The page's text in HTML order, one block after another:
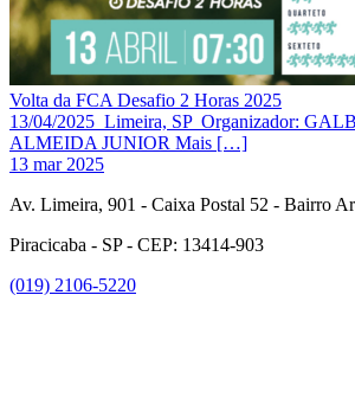
Volta da FCA Desafio 2 Horas 2025
13/04/2025 Limeira, SP Organizador:
ALMEIDA JUNIOR Mais […]
13 mar 2025
Av. Limeira, 901 - Caixa Postal 52 - Bairro
Piracicaba - SP - CEP: 13414-903
(019) 2106-5220